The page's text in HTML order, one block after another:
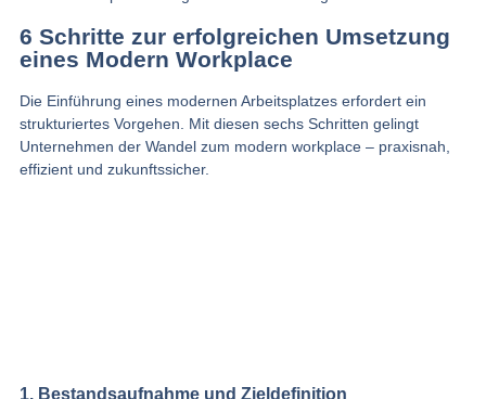
6 Schritte zur erfolgreichen Umsetzung
eines Modern Workplace
Die Einführung eines modernen Arbeitsplatzes erfordert ein
strukturiertes Vorgehen. Mit diesen sechs Schritten gelingt
Unternehmen der Wandel zum modern workplace – praxisnah,
effizient und zukunftssicher.
1. Bestandsaufnahme und Zieldefinition